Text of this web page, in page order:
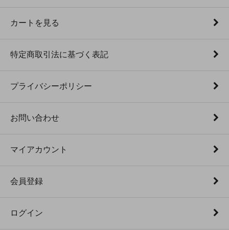
カートを見る
特定商取引法に基づく表記
プライバシーポリシー
お問い合わせ
マイアカウント
会員登録
ログイン